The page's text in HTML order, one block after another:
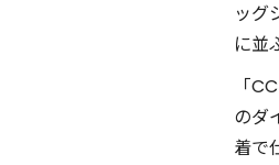
ッグ
に並
「
のダ
着で